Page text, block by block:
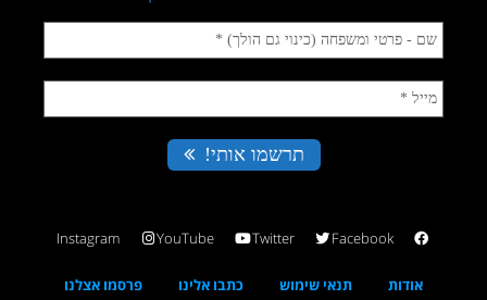
Facebook
Twitter
YouTube
Instagram
אודות תנאי שימוש כתבו אלינו פרסמו אצלנו